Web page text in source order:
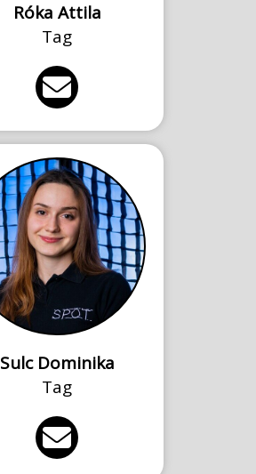
Róka Attila
Tag
Sulc Dominika
Tag